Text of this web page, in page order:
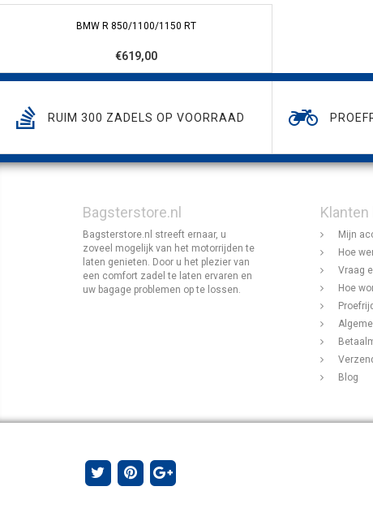
BMW R 850/1100/1150 RT
€619,00
RUIM 300 ZADELS OP VOORRAAD
Bagsterstore.nl
Bagsterstore.nl streeft ernaar, u
zoveel mogelijk van het motorrijden te
laten genieten. Door u het plezier van
een comfort zadel te laten ervaren en
uw bagage problemen op te lossen.
Klanten
Mijn
Hoe
Vraag
Hoe
Blog